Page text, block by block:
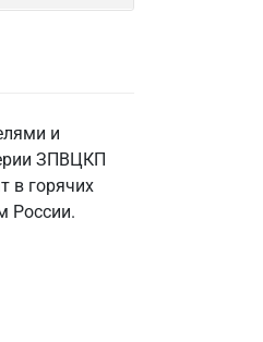
и
ЗПВЦКП
в горячих
России.